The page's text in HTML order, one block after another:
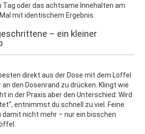
oder das achtsame Innehalten am
mit identischem Ergebnis.
– ein kleiner
direkt aus der Dose mit dem Löffel
den Dosenrand zu drücken. Klingt wie
in der Praxis aber den Unterschied: Wird
entnimmst du schnell zu viel. Feine
damit nicht mehr – nur ein bisschen